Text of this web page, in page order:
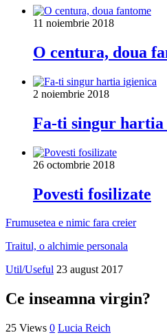
11 noiembrie 2018
O centura, doua
2 noiembrie 2018
Fa-ti singur hartia
26 octombrie 2018
Povesti fosilizate
Frumusetea e nimic fara creier
Traitul, o alchimie personala
Util/Useful 23 august 2017
Ce inseamna virgin?
25 Views 0 Lucia Reich